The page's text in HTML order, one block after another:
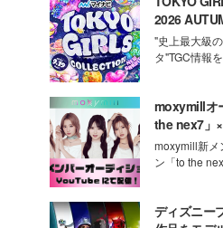
2026
デルプレス
"史上最大級
タ"TGC情報
moxymillオ
the nex7」
moxymill新メ
ン「to the
ディズニー